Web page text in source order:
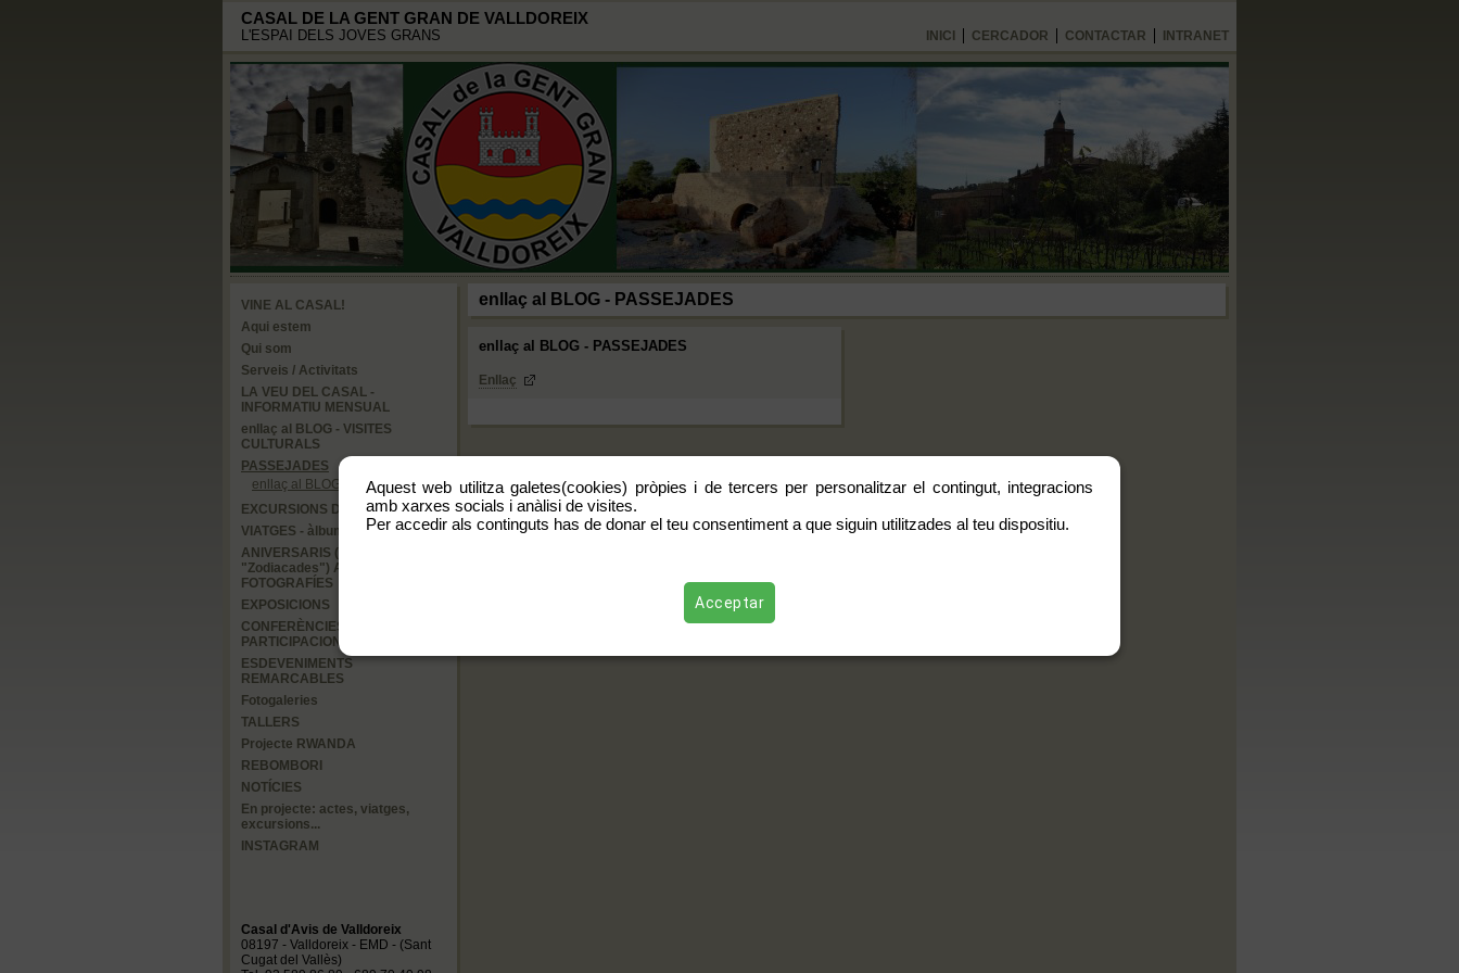
CASAL DE LA GENT GRAN DE VALLDOREIX
L'ESPAI DELS JOVES GRANS INICI CERCADOR CONTACTAR INTRANET
VINE AL CASAL!
Aqui estem
Qui som
Serveis / Activitats
LA VEU DEL CASAL -
INFORMATIU MENSUAL
enllaç al BLOG - VISITES
CULTURALS
PASSEJADES
enllaç al BLOG - PASSEJADES
EXCURSIONS D'UN DIA
VIATGES - àlbums i videos
ANIVERSARIS (abans
"Zodiacades") ALBÚMS DE
FOTOGRAFÍES
EXPOSICIONS
CONFERÈNCIES i
PARTICIPACIONS DIVERSES
ESDEVENIMENTS
REMARCABLES
Fotogaleries
TALLERS
Projecte RWANDA
REBOMBORI
NOTÍCIES
En projecte: actes, viatges,
excursions...
INSTAGRAM
Casal d'Avis de Valldoreix
08197 - Valldoreix - EMD - (Sant
Cugat del Vallès)
enllaç al BLOG - PASSEJADES
enllaç al BLOG - PASSEJADES
Enllaç
Aquest web utilitza galetes(cookies) pròpies i de tercers per personalitzar el contingut, integracions
amb xarxes socials i anàlisi de visites.
Per accedir als continguts has de donar el teu consentiment a que siguin utilitzades al teu dispositiu.
Acceptar